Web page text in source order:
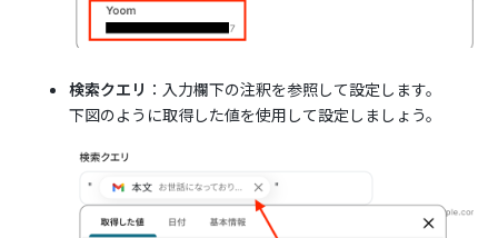
検索クエリ ：入力欄下の注釈を参照して設定します。
下図のように取得した値を使用して設定しましょう。